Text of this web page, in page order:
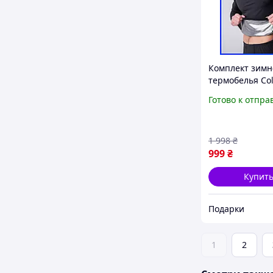
Комплект
термобелья
термобелье
Готово к
999₴
1 998 ₴
Купить
Подарки
1 2